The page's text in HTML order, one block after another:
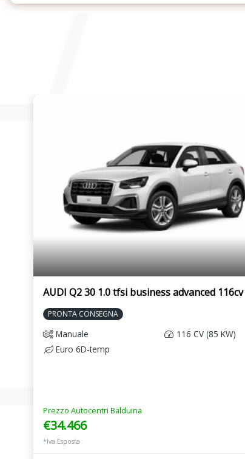
AUDI Q2 30 1.0 tfsi business advanced 116cv
PRONTA CONSEGNA
Manuale
116 CV (85 KW)
Euro 6D-temp
Prezzo Autocentri Balduina
€34.466
*Iva Esposta